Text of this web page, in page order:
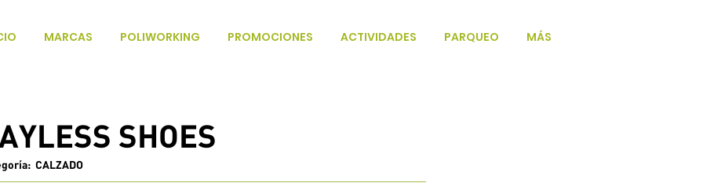
MARCAS POLIWORKING PROMOCIONES ACTIVIDADES PARQUEO MÁS
SHOES
CALZADO